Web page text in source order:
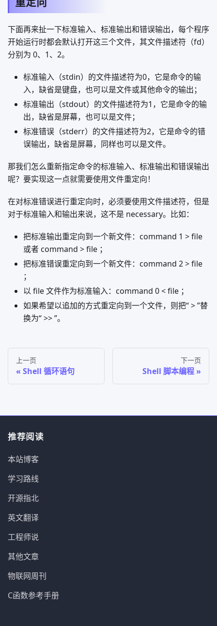
下面再来扯一下标准输入、标准输出和错误输出，每个程序
开始运行时都会默认打开这三个文件，其文件描述符（fd）
分别为 0、1、2。
标准输入（stdin）的文件描述符为0，它是命令的输
入，缺省是键盘，也可以是文件或其他命令的输出；
标准输出（stdout）的文件描述符为1，它是命令的输
出，缺省是屏幕，也可以是文件；
标准错误（stderr）的文件描述符为2，它是命令的错
误输出，缺省是屏幕，同样也可以是文件。
那我们怎么重新指定命令的标准输入、标准输出和错误输出
呢？要实现这一点就需要使用文件重定向！
在对标准错误进行重定向时，必须要使用文件描述符，但是
对于标准输入和输出来说，这不是 necessary。比如：
把标准输出重定向到一个新文件：command 1 > file
或者 command > file ；
把标准错误重定向到一个新文件：command 2 > file
；
以 file 文件作为标准输入：command 0 < file ；
如果希望以追加的方式重定向到一个文件，则把“ > ”替
换为“ >> ”。
上一页
Shell 循环语句
下一页
Shell 脚本编程
推荐阅读
本站博客
学习路线
开源指北
英文翻译
工程师说
其他文章
物联网周刊
C函数参考手册